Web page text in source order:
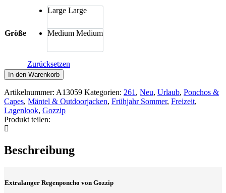
Größe
Large Large
Medium Medium
Zurücksetzen
Gozzip
Regen-
Poncho
schwarz
Menge
In den Warenkorb
Artikelnummer: A13059 Kategorien: 261, Neu, Urlaub, Ponchos &
Capes, Mäntel & Outdoorjacken, Frühjahr Sommer, Freizeit,
Lagenlook, Gozzip
Produkt teilen:
Beschreibung
Extralanger Regenponcho von Gozzip